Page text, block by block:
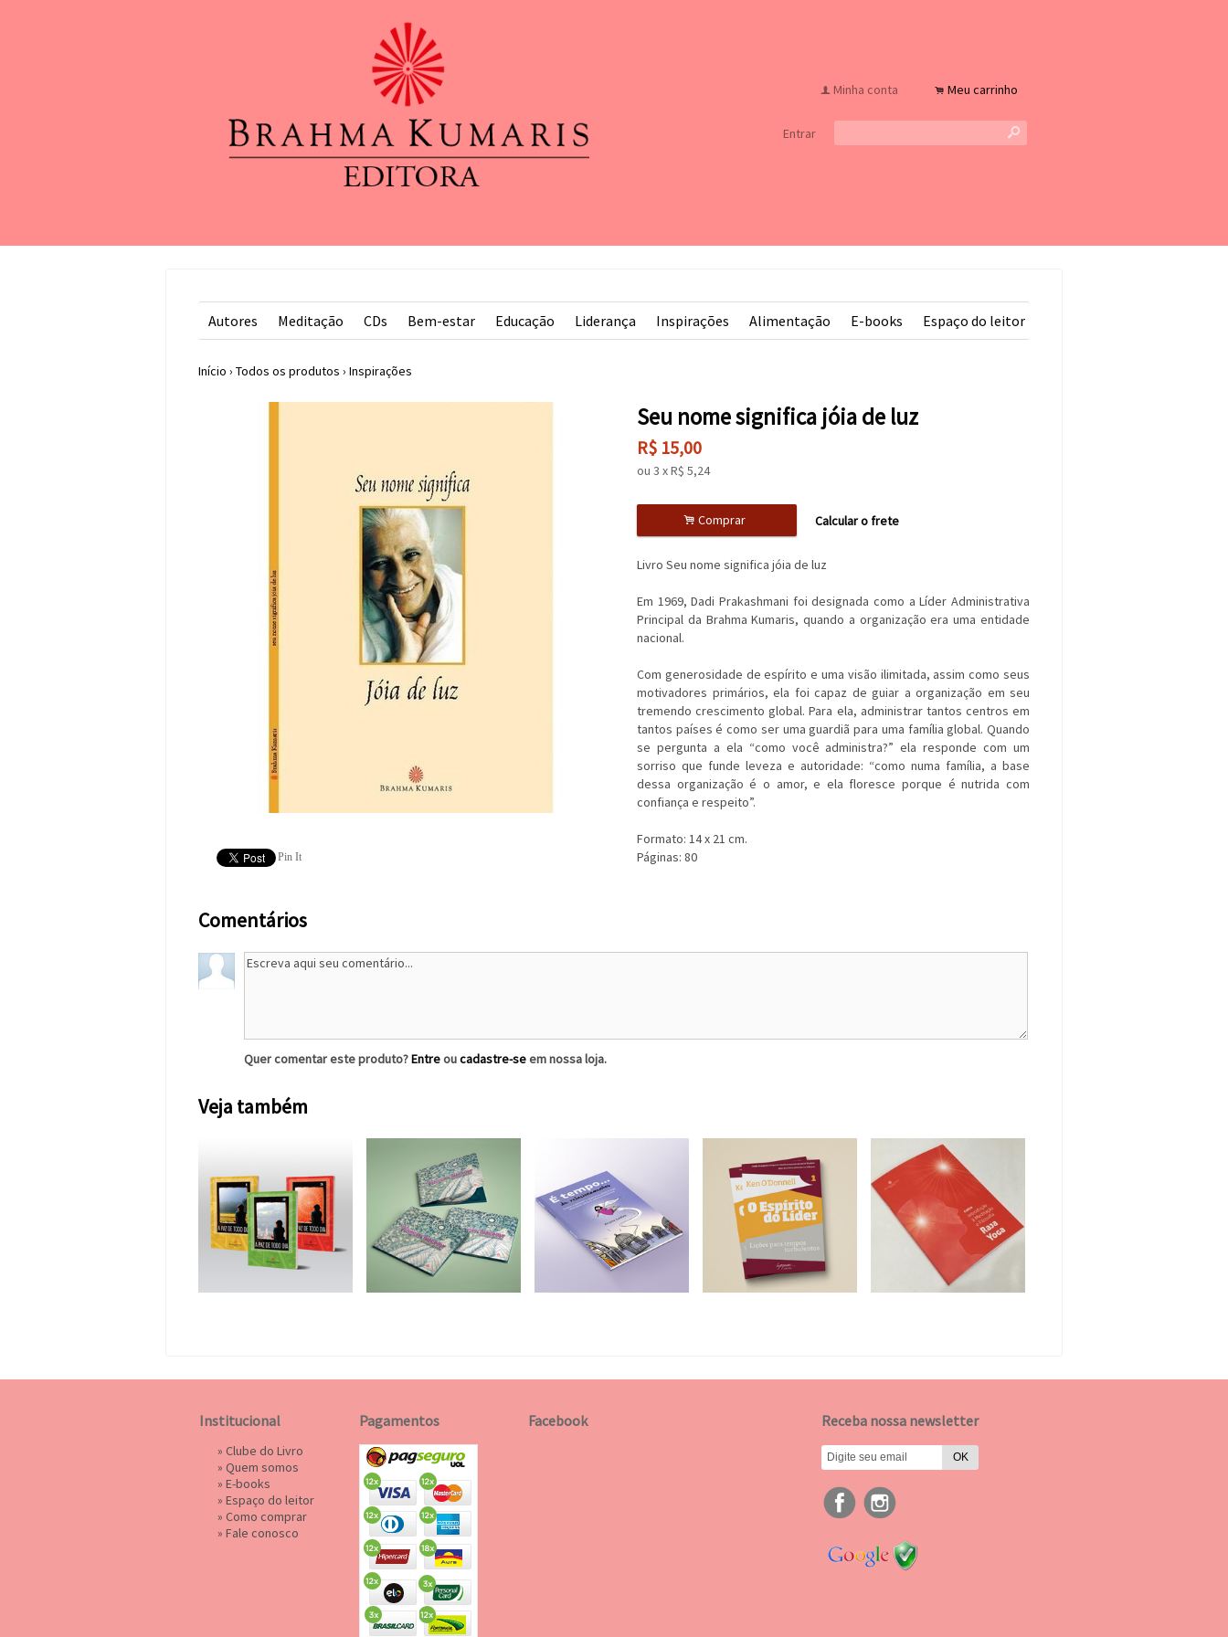
f Minha conta . Meu carrinho
Entrar s
Autores Meditação CDs Bem-estar Educação Liderança Inspirações Alimentação E-books Espaço do leitor
Início › Todos os produtos › Inspirações
Pin It
Seu nome significa jóia de luz
R$ 15,00
ou 3 xR$ 5,24
. Comprar Calcular o frete
Livro Seu nome significa jóia de luz
Em 1969, Dadi Prakashmani foi designada como a Líder Administrativa
Principal da Brahma Kumaris, quando a organização era uma entidade
nacional.
Com generosidade de espírito e uma visão ilimitada, assim como seus
motivadores primários, ela foi capaz de guiar a organização em seu
tremendo crescimento global. Para ela, administrar tantos centros em
tantos países é como ser uma guardiã para uma família global. Quando
se pergunta a ela “como você administra?” ela responde com um
sorriso que funde leveza e autoridade: “como numa família, a base
dessa organização é o amor, e ela floresce porque é nutrida com
confiança e respeito”.
Formato: 14 x 21 cm.
Páginas: 80
Comentários
Quer comentar este produto?Entreoucadastre-seem nossa loja.
Veja também
Institucional
» Clube do Livro
» Quem somos
» E-books
» Espaço do leitor
» Como comprar
» Fale conosco
Pagamentos Facebook Receba nossa newsletter